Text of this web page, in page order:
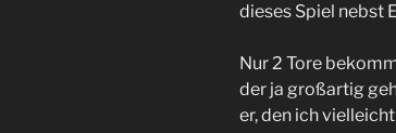
dieses Spiel nebst
Nur 2 Tore
der ja großartig
er, den ich